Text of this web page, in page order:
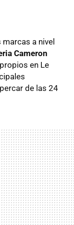
marcas a nivel
Cameron
en Le
de las 24